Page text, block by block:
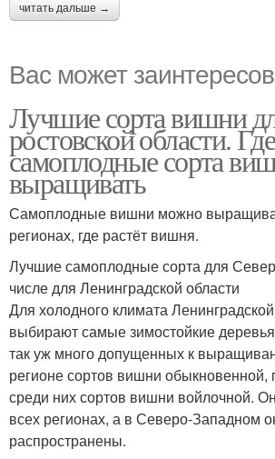
читать дальше →
Вас может
Лучшие сорта вишни
ростовской области.
самоплодные сорта
выращивать
Самоплодные вишни можно
регионах, где растёт вишня.
Лучшие самоплодные сорта для
числе для Ленинградской области
Для холодного климата
выбирают самые зимостойкие
так уж много допущенных к
регионе сортов вишни обыкновенной,
среди них сортов вишни войлочной.
всех регионах, а в Северо-Западном
распространены.